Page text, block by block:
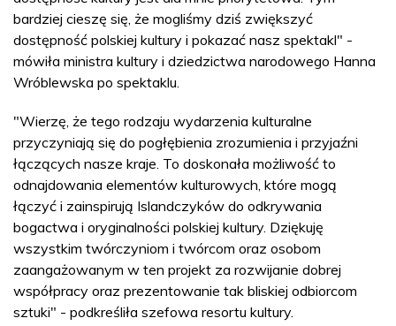
bardziej cieszę się, że mogliśmy dziś zwiększyć
dostępność polskiej kultury i pokazać nasz spektakl" -
mówiła ministra kultury i dziedzictwa narodowego Hanna
Wróblewska po spektaklu.
"Wierzę, że tego rodzaju wydarzenia kulturalne
przyczyniają się do pogłębienia zrozumienia i przyjaźni
łączących nasze kraje. To doskonała możliwość to
odnajdowania elementów kulturowych, które mogą
łączyć i zainspirują Islandczyków do odkrywania
bogactwa i oryginalności polskiej kultury. Dziękuję
wszystkim twórczyniom i twórcom oraz osobom
zaangażowanym w ten projekt za rozwijanie dobrej
współpracy oraz prezentowanie tak bliskiej odbiorcom
sztuki" - podkreśliła szefowa resortu kultury.